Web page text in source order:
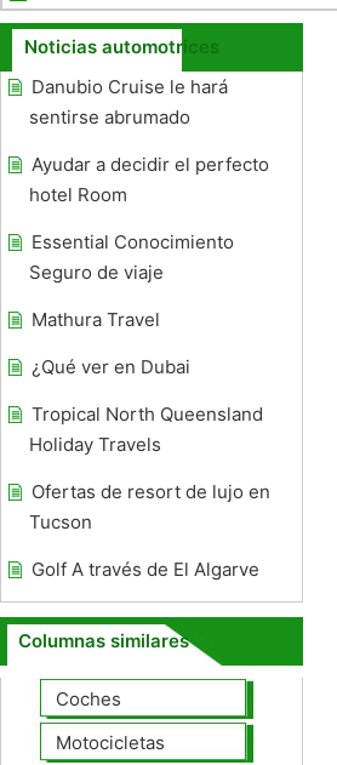
Noticias automotrices
Danubio Cruise le hará
sentirse abrumado
Ayudar a decidir el perfecto
hotel Room
Essential Conocimiento
Seguro de viaje
Mathura Travel
¿Qué ver en Dubai
Tropical North Queensland
Holiday Travels
Ofertas de resort de lujo en
Tucson
Golf A través de El Algarve
Columnas similares
Coches
Motocicletas